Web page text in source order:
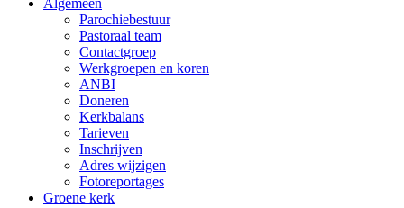
Algemeen
Parochiebestuur
Pastoraal team
Contactgroep
Werkgroepen en koren
ANBI
Doneren
Kerkbalans
Tarieven
Inschrijven
Adres wijzigen
Fotoreportages
Groene kerk